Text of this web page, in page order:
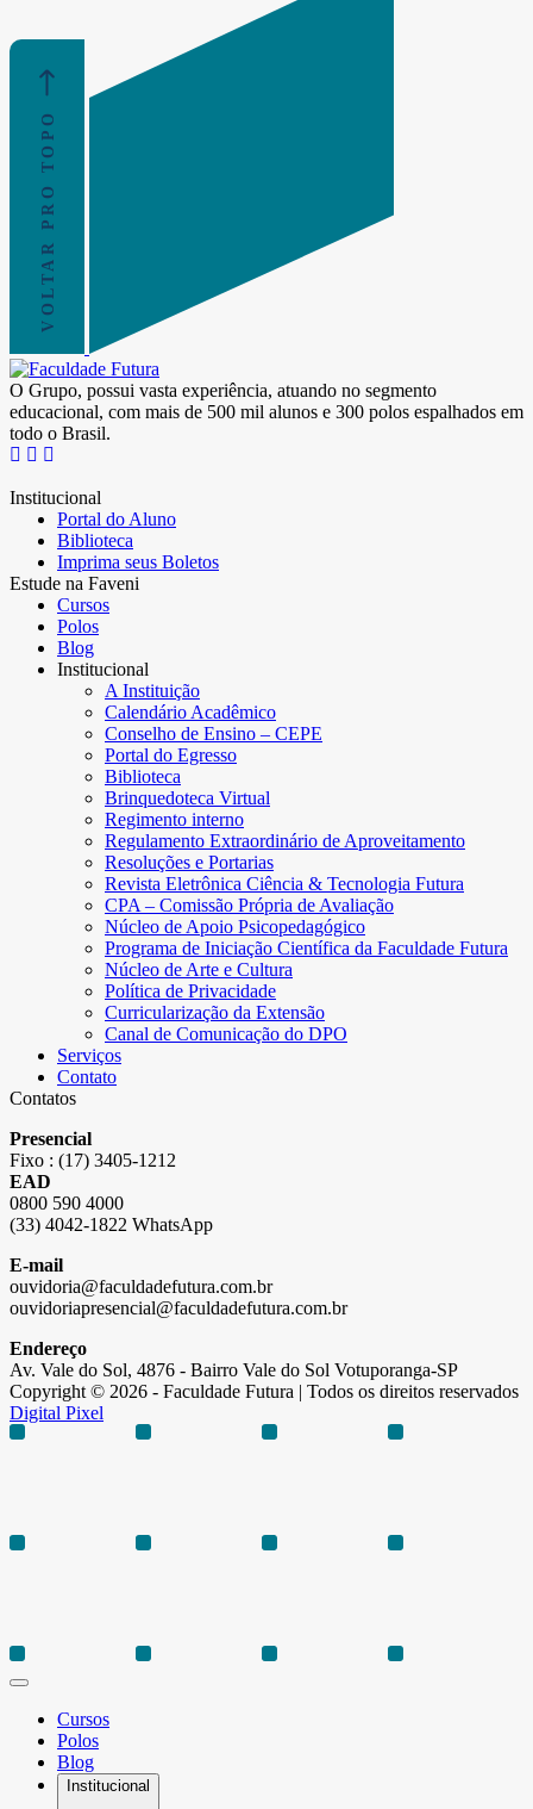
VOLTAR PRO TOPO
O Grupo, possui vasta experiência, atuando no segmento
educacional, com mais de 500 mil alunos e 300 polos espalhados em
todo o Brasil.
Institucional
Portal do Aluno
Biblioteca
Imprima seus Boletos
Estude na Faveni
Cursos
Polos
Blog
Institucional
A Instituição
Calendário Acadêmico
Conselho de Ensino – CEPE
Portal do Egresso
Biblioteca
Brinquedoteca Virtual
Regimento interno
Regulamento Extraordinário de Aproveitamento
Resoluções e Portarias
Revista Eletrônica Ciência & Tecnologia Futura
CPA – Comissão Própria de Avaliação
Núcleo de Apoio Psicopedagógico
Programa de Iniciação Científica da Faculdade Futura
Núcleo de Arte e Cultura
Política de Privacidade
Curricularização da Extensão
Canal de Comunicação do DPO
Serviços
Contato
Contatos
Presencial
Fixo : (17) 3405-1212
EAD
0800 590 4000
(33) 4042-1822 WhatsApp
E-mail
ouvidoria@faculdadefutura.com.br
ouvidoriapresencial@faculdadefutura.com.br
Endereço
Av. Vale do Sol, 4876 - Bairro Vale do Sol Votuporanga-SP
Copyright © 2026 - Faculdade Futura | Todos os direitos reservados
Digital Pixel
Cursos
Polos
Blog
Institucional